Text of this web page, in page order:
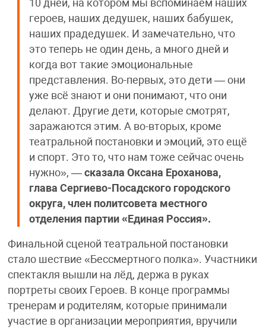
10 дней, на котором мы вспоминаем наших
героев, наших дедушек, наших бабушек,
наших прадедушек. И замечательно, что
это теперь не один день, а много дней и
когда вот такие эмоциональные
представления. Во-первых, это дети — они
уже всё знают и они понимают, что они
делают. Другие дети, которые смотрят,
заражаются этим. А во-вторых, кроме
театральной постановки и эмоций, это ещё
и спорт. Это то, что нам тоже сейчас очень
нужно», — сказала Оксана Ероханова,
глава Сергиево-Посадского городского
округа, член политсовета местного
отделения партии «Единая Россия».
Финальной сценой театральной постановки
стало шествие «Бессмертного полка». Участники
спектакля вышли на лёд, держа в руках
портреты своих Героев. В конце программы
тренерам и родителям, которые принимали
участие в организации мероприятия, вручили